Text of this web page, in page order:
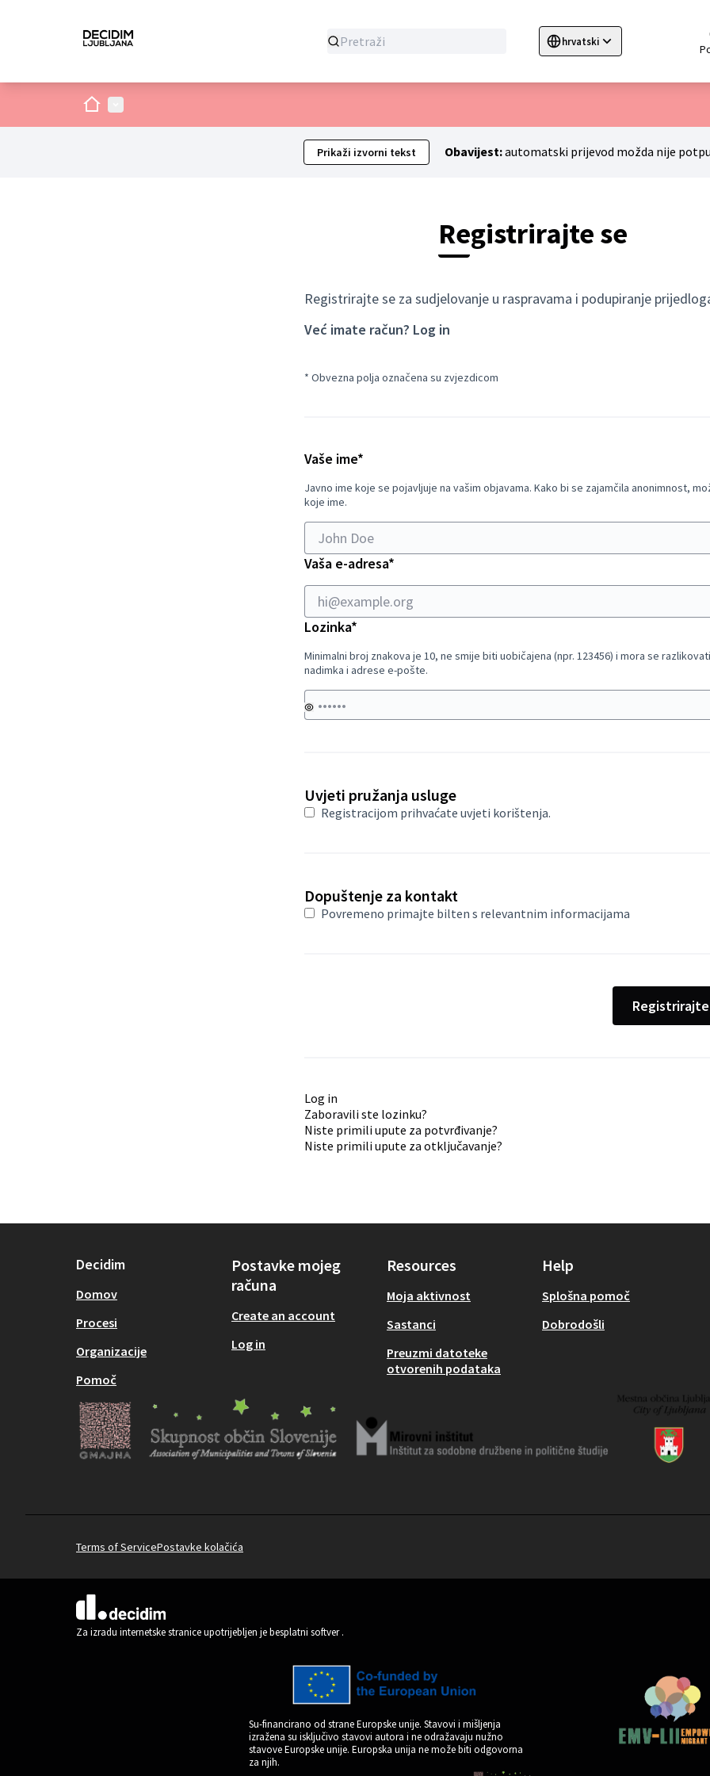
hrvatski
Sprache wählen Choose language
DomGlavni izbornik
Prikaži izvorni tekst Obavijest:automatski prijevod možda nije
Registrirajte se
Registrirajte se za sudjelovanje u raspravama i podupiranje
Već imate račun? Log in
* Obvezna polja označena su zvjezdicom
Vaše ime*
Javno ime koje se pojavljuje na vašim objavama. Kako bi se zajamčila anonimnost,
koje ime.
Vaša e-adresa*
Lozinka*
Minimalni broj znakova je 10, ne smije biti uobičajena (npr. 123456) i mora se
nadimka i adrese e-pošte.
Uvjeti pružanja usluge
Registracijom prihvaćate uvjeti korištenja.
Dopuštenje za kontakt
Povremeno primajte bilten s relevantnim informacijama
Log in
Zaboravili ste lozinku?
Niste primili upute za potvrđivanje?
Niste primili upute za otključavanje?
Decidim
Domov
Procesi
Organizacije
Pomoč
Postavke mojeg
računa
Create an account
Log in
Resources
Moja aktivnost
Sastanci
Preuzmi datoteke
otvorenih podataka
Help
Splošna pomoč
Dobrodošli
Terms of ServicePostavke kolačića
(Vanjska poveznica)
Za izradu internetske stranice upotrijebljen je besplatni softver.
Su-financirano od strane Europske unije. Stavovi i mišljenja
izražena su isključivo stavovi autora i ne odražavaju nužno
stavove Europske unije. Europska unija ne može biti odgovorna
za njih.